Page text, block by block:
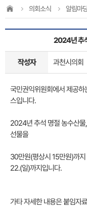
의회소식 알림마
2024년 추
작성자 과천시의회
국민권익위원회에서 제공
스입니다.
2024년 추석 명절 농수산
선물을
30만원(평상시 15만원)까
22.(일)까지입니다.
가타 자세한 내용은 붙임자